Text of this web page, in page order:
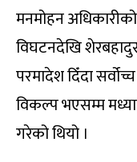
मनमोहन
विघटनदेखि शेरबहादुर
परमादेश दिँदा
विकल्प भएसम्म
गरेको थियो ।